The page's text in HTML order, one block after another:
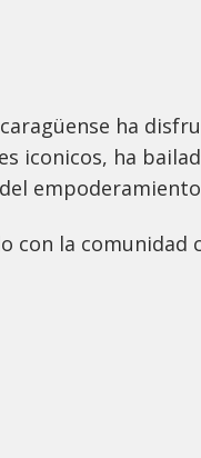
ha
iconicos, ha
con la comunidad